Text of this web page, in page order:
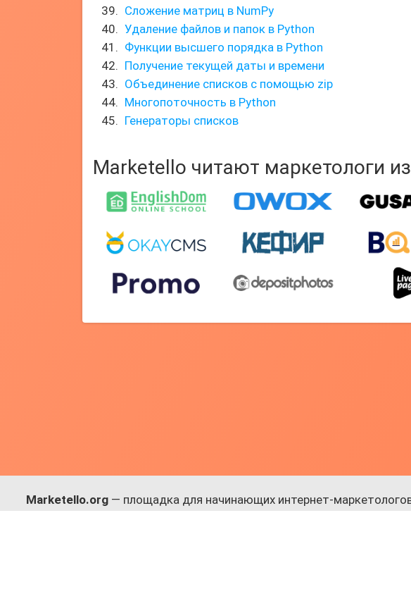
Сложение матриц в NumPy
Удаление файлов и папок в Python
Функции высшего порядка в Python
Получение текущей даты и времени
Объединение списков с помощью zip
Многопоточность в Python
Генераторы списков
Marketello читают маркетологи
Marketello.org — площадка для начинающих интернет-